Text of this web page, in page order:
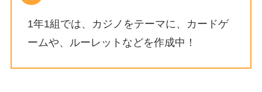
1年1組では、カジノをテーマに、カードゲ
ームや、ルーレットなどを作成中！